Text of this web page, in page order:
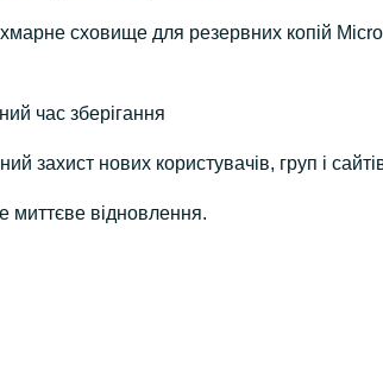
сховище для резервних копій
час зберігання
захист нових користувачів, груп і
миттєве відновлення.